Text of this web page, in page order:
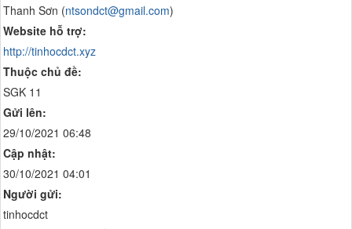
Thanh Sơn (ntsondct@gmail.com)
Website hỗ trợ:
http://tinhocdct.xyz
Thuộc chủ đề:
SGK 11
Gửi lên:
29/10/2021 06:48
Cập nhật:
30/10/2021 04:01
Người gửi:
tinhocdct